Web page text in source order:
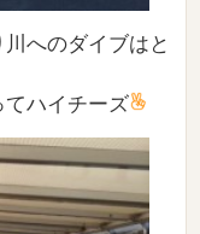
へのダイブはと
ハイチーズ